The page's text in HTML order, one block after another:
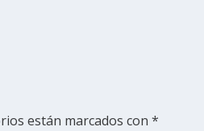
están marcados con*